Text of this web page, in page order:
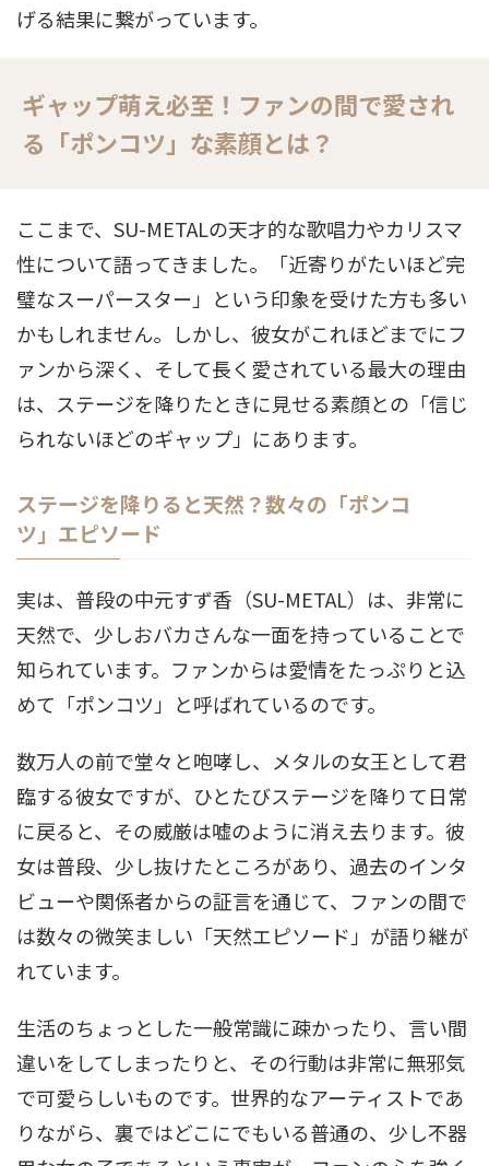
げる結果に繋がっています。
ギャップ萌え必至！ファンの間で愛され
る「ポンコツ」な素顔とは？
ここまで、SU-METALの天才的な歌唱力やカリスマ
性について語ってきました。「近寄りがたいほど完
璧なスーパースター」という印象を受けた方も多い
かもしれません。しかし、彼女がこれほどまでにフ
ァンから深く、そして長く愛されている最大の理由
は、ステージを降りたときに見せる素顔との「信じ
られないほどのギャップ」にあります。
ステージを降りると天然？数々の「ポンコ
ツ」エピソード
実は、普段の中元すず香（SU-METAL）は、非常に
天然で、少しおバカさんな一面を持っていることで
知られています。ファンからは愛情をたっぷりと込
めて「ポンコツ」と呼ばれているのです。
数万人の前で堂々と咆哮し、メタルの女王として君
臨する彼女ですが、ひとたびステージを降りて日常
に戻ると、その威厳は嘘のように消え去ります。彼
女は普段、少し抜けたところがあり、過去のインタ
ビューや関係者からの証言を通じて、ファンの間で
は数々の微笑ましい「天然エピソード」が語り継が
れています。
生活のちょっとした一般常識に疎かったり、言い間
違いをしてしまったりと、その行動は非常に無邪気
で可愛らしいものです。世界的なアーティストであ
りながら、裏ではどこにでもいる普通の、少し不器